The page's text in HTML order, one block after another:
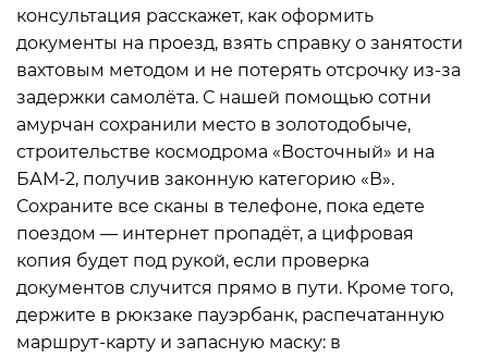
консультация расскажет, как оформить
документы на проезд, взять справку о занятости
вахтовым методом и не потерять отсрочку из-за
задержки самолёта. С нашей помощью сотни
амурчан сохранили место в золотодобыче,
строительстве космодрома «Восточный» и на
БАМ-2, получив законную категорию «В».
Сохраните все сканы в телефоне, пока едете
поездом — интернет пропадёт, а цифровая
копия будет под рукой, если проверка
документов случится прямо в пути. Кроме того,
держите в рюкзаке пауэрбанк, распечатанную
маршрут-карту и запасную маску: в